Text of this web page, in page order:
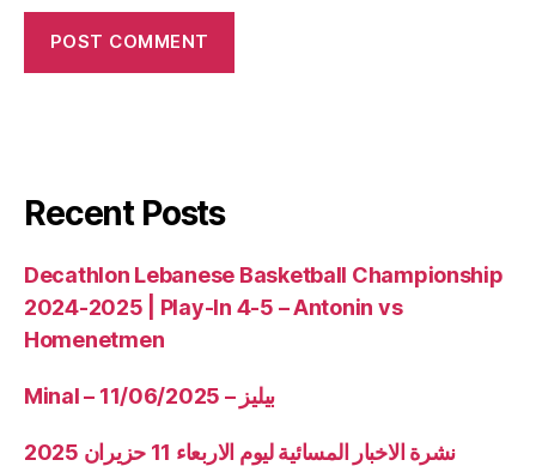
Recent Posts
Decathlon Lebanese Basketball Championship
2024-2025 | Play-In 4-5 – Antonin vs
Homenetmen
Minal – 11/06/2025 – بيليز
نشرة الاخبار المسائية ليوم الاربعاء 11 حزيران 2025